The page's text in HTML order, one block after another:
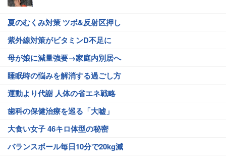
夏のむくみ対策 ツボ&反射区押し
紫外線対策がビタミンD不足に
母が娘に減量強要→家庭内別居へ
睡眠時の悩みを解消する過ごし方
運動より代謝 人体の省エネ戦略
歯科の保健治療を巡る「大嘘」
大食い女子 46キロ体型の秘密
バランスボール毎日10分で20kg減